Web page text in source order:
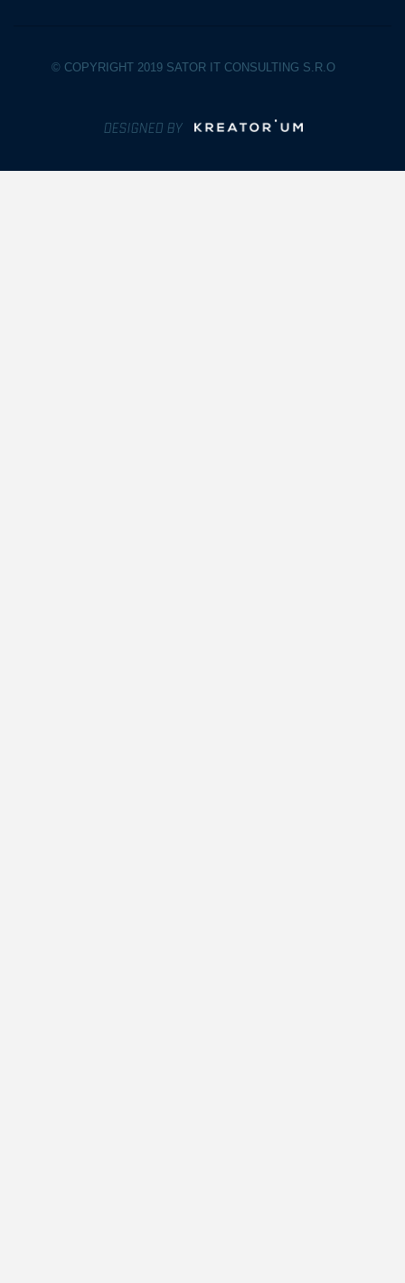
© COPYRIGHT 2019 SATOR IT CONSULTING S.R.O
Designed by